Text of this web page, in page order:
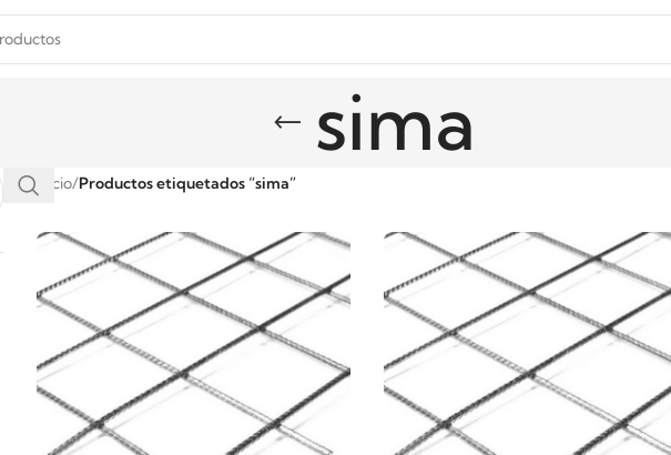
sima
Inicio/Productos etiquetados “sima”